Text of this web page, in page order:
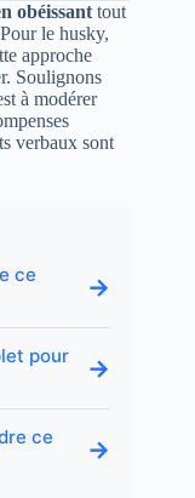
obéissant tout
le husky,
approche
Soulignons
à modérer
verbaux sont
ce
→
pour
→
ce
→